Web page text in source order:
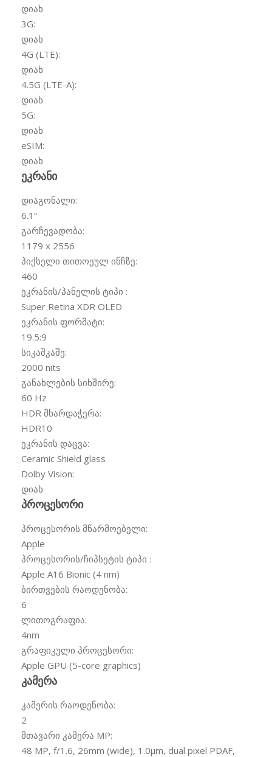
დიახ
3G:
დიახ
4G (LTE):
დიახ
4.5G (LTE-A):
დიახ
5G:
დიახ
eSIM:
დიახ
ეკრანი
დიაგონალი:
6.1 “
გარჩევადობა:
1179 x 2556
პიქსელი თითოეულ ინჩზე:
460
ეკრანის/პანელის ტიპი :
Super Retina XDR OLED
ეკრანის ფორმატი:
19.5:9
სიკაშკაშე:
2000 nits
განახლების სიხშირე:
60 Hz
HDR მხარდაჭერა:
HDR10
ეკრანის დაცვა:
Ceramic Shield glass
Dolby Vision:
დიახ
პროცესორი
პროცესორის მწარმოებელი:
Apple
პროცესორის/ჩიპსეტის ტიპი :
Apple A16 Bionic (4 nm)
ბირთვების რაოდენობა:
6
ლითოგრაფია:
4nm
გრაფიკული პროცესორი:
Apple GPU (5-core graphics)
კამერა
კამერის რაოდენობა:
2
მთავარი კამერა MP:
48 MP, f/1.6, 26mm (wide), 1.0µm, dual pixel PDAF,